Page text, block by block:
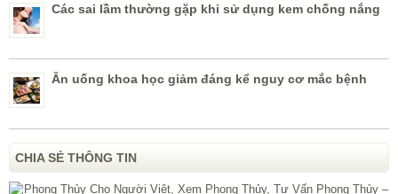
Các sai lầm thường gặp khi sử dụng kem chống nắng
Ăn uống khoa học giảm đáng kể nguy cơ mắc bệnh
CHIA SẺ THÔNG TIN